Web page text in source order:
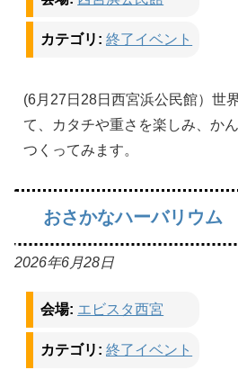
カテゴリ: 終了イベント
(6月27日28日西宮浜公民館）世
て、カタチや重さを楽しみ、か
つくってみます。
おさかなハーバリウム
2026年6月28日
会場: エビスタ西宮
カテゴリ: 終了イベント